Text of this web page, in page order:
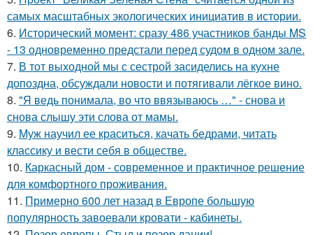
самых масштабных экологических инициатив в истории.
6. Исторический момент: сразу 486 участников банды MS
- 13 одновременно предстали перед судом в одном зале.
7. В тот выходной мы с сестрой засиделись на кухне
допоздна, обсуждали новости и потягивали лёгкое вино.
8. "Я ведь понимала, во что ввязываюсь …" - снова и
снова слышу эти слова от мамы.
9. Муж научил ее краситься, качать бедрами, читать
классику и вести себя в обществе.
10. Каркасный дом - современное и практичное решение
для комфортного проживания.
11. Примерно 600 лет назад в Европе большую
популярность завоевали кровати - кабинеты.